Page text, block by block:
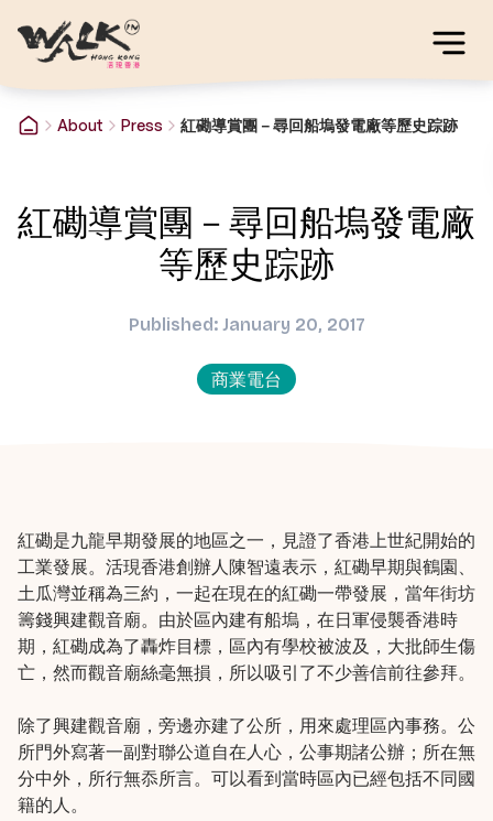
About Press 紅磡導賞團－尋回船塢發電廠等歷史踪跡
紅磡導賞團－尋回船塢發電廠
等歷史踪跡
Published: January 20, 2017
商業電台
紅磡是九龍早期發展的地區之一，見證了香港上世紀開始的
工業發展。活現香港創辦人陳智遠表示，紅磡早期與鶴園、
土瓜灣並稱為三約，一起在現在的紅磡一帶發展，當年街坊
籌錢興建觀音廟。由於區內建有船塢，在日軍侵襲香港時
期，紅磡成為了轟炸目標，區內有學校被波及，大批師生傷
亡，然而觀音廟絲毫無損，所以吸引了不少善信前往參拜。
除了興建觀音廟，旁邊亦建了公所，用來處理區內事務。公
所門外寫著一副對聯公道自在人心，公事期諸公辦；所在無
分中外，所行無忝所言。可以看到當時區內已經包括不同國
籍的人。